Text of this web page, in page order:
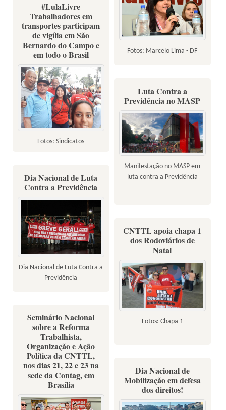
Fotos: Marcelo Lima - DF
#LulaLivre
Trabalhadores em
transportes participam
de vigília em São
Bernardo do Campo e
em todo o Brasil
Fotos: Sindicatos
Luta Contra a
Previdência no MASP
Manifestação no MASP em
luta contra a Previdência
Dia Nacional de Luta
Contra a Previdência
Dia Nacional de Luta Contra a
Previdência
CNTTL apoia chapa 1
dos Rodoviários de
Natal
Fotos: Chapa 1
Seminário Nacional
sobre a Reforma
Trabalhista,
Organização e Ação
Política da CNTTL,
nos dias 21, 22 e 23 na
sede da Contag, em
Brasília
Dia Nacional de
Mobilização em defesa
dos direitos!